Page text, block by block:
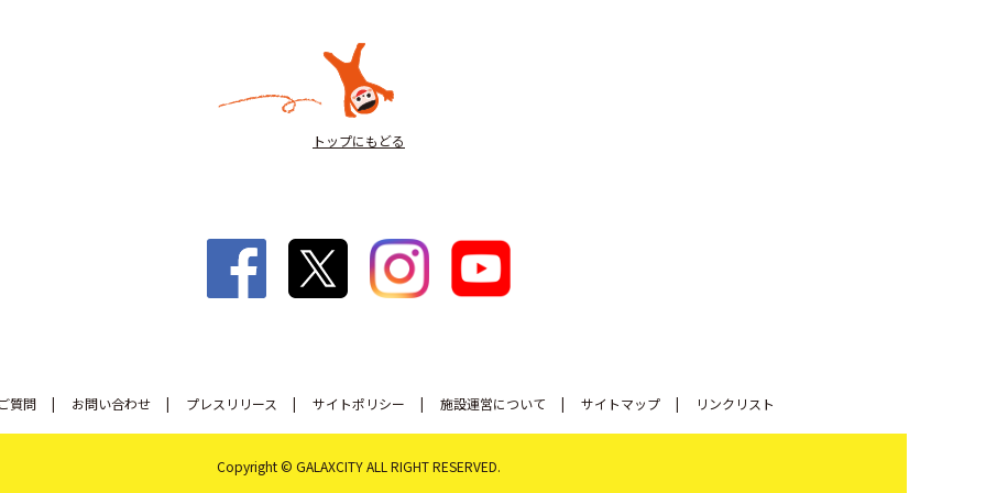
トップにもどる
質問 お問い合わせ プレスリリース サイトポリシー 施設運営について サイトマップ リンクリスト
Copyright © GALAXCITY ALL RIGHT RESERVED.